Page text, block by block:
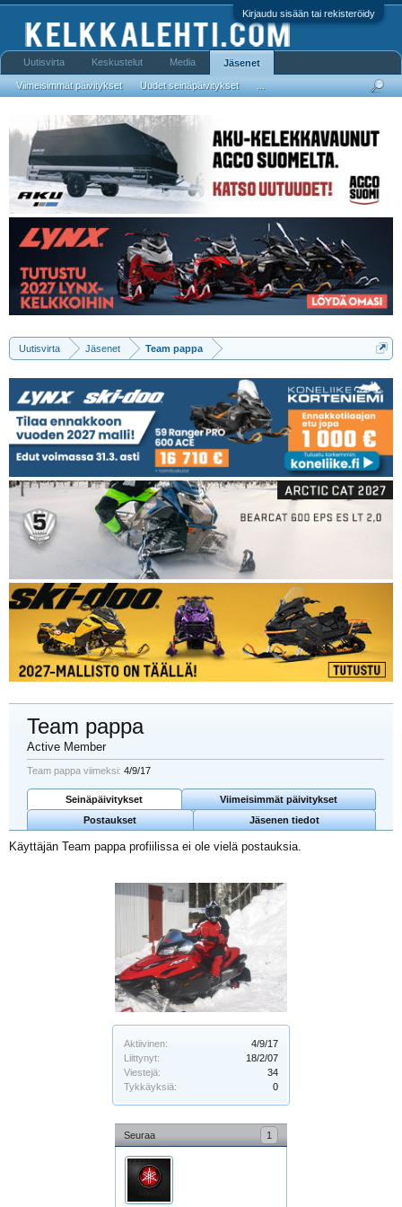
Kirjaudu sisään tai rekisteröidy
Uutisvirta Jäsenet Team pappa
Aktiivinen:
4/9/17
Liittynyt:
18/2/07
Viestejä:
34
Tykkäyksiä:
0
Seuraa 1
Team pappa
Active Member
Team pappa viimeksi: 4/9/17
Seinäpäivitykset
Viimeisimmät päivitykset
Postaukset
Jäsenen tiedot
Käyttäjän Team pappa profiilissa ei ole vielä postauksia.
Uutisvirta Keskustelut Media Jäsenet
Viimeisimmät päivitykset Uudet seinäpäivitykset